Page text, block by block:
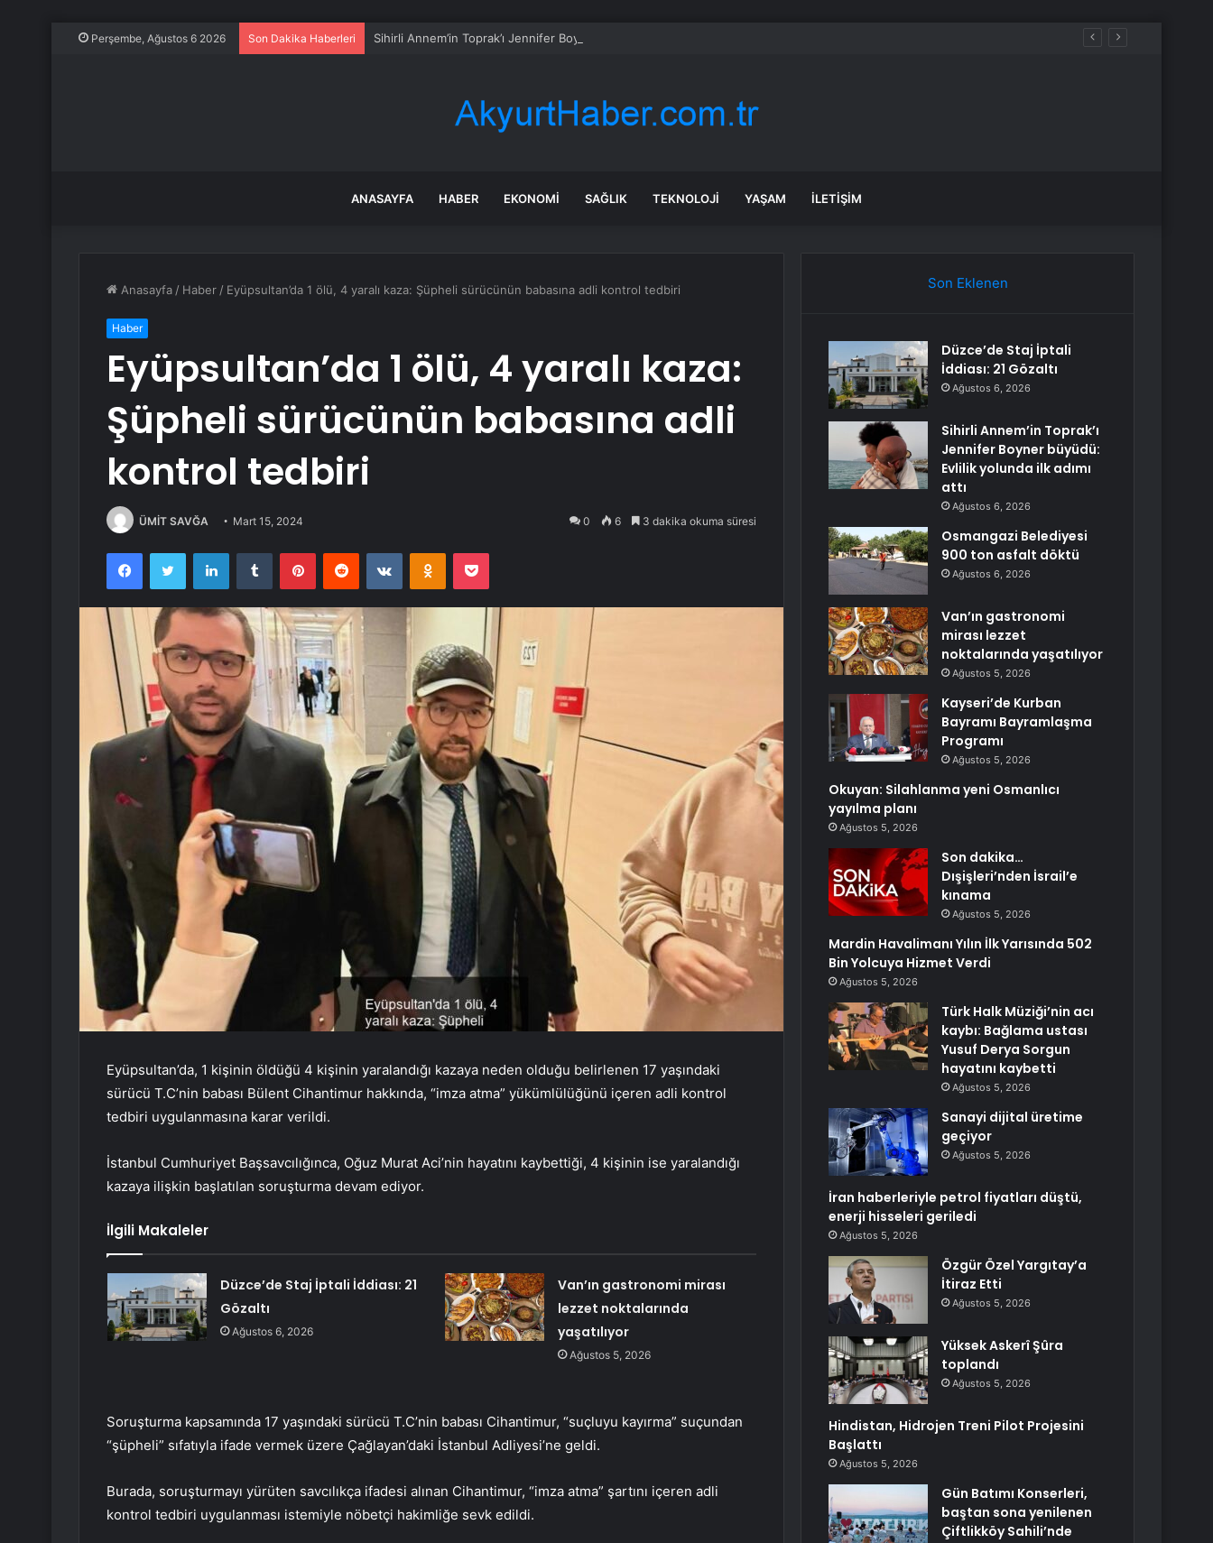
Perşembe, Ağustos 6 2026 Son Dakika Haberleri Sihirli Annem’in Toprak’ı Jennifer Boyner büyüdü: Evlilik yolunda ilk adımı attı
ANASAYFA HABER EKONOMI SAĞLIK TEKNOLOJI YAŞAM İLETIŞIM
Anasayfa / Haber / Eyüpsultan’da 1 ölü, 4 yaralı kaza: Şüpheli sürücünün babasına adli kontrol tedbiri
Haber
Eyüpsultan’da 1 ölü, 4 yaralı kaza:
Şüpheli sürücünün babasına adli
kontrol tedbiri
ÜMİT SAVĞA Mart 15, 2024 0 6 3 dakika okuma süresi
FacebookTwitter LinkedInTumblr PinterestReddit VKontakteOdnoklassniki
Pocket
Eyüpsultan’da, 1 kişinin öldüğü 4 kişinin yaralandığı kazaya neden olduğu belirlenen 17 yaşındaki
sürücü T.C’nin babası Bülent Cihantimur hakkında, “imza atma” yükümlülüğünü içeren adli kontrol
tedbiri uygulanmasına karar verildi.
İstanbul Cumhuriyet Başsavcılığınca, Oğuz Murat Aci’nin hayatını kaybettiği, 4 kişinin ise yaralandığı
kazaya ilişkin başlatılan soruşturma devam ediyor.
İlgili Makaleler
Düzce’de Staj İptali İddiası: 21
Gözaltı
Ağustos 6, 2026
Van’ın gastronomi mirası
lezzet noktalarında
yaşatılıyor
Ağustos 5, 2026
Soruşturma kapsamında 17 yaşındaki sürücü T.C’nin babası Cihantimur, “suçluyu kayırma” suçundan
“şüpheli” sıfatıyla ifade vermek üzere Çağlayan’daki İstanbul Adliyesi’ne geldi.
Burada, soruşturmayı yürüten savcılıkça ifadesi alınan Cihantimur, “imza atma” şartını içeren adli
kontrol tedbiri uygulanması istemiyle nöbetçi hakimliğe sevk edildi.
Son Eklenen
Düzce’de Staj İptali
İddiası: 21 Gözaltı
Ağustos 6, 2026
Sihirli Annem’in Toprak’ı
Jennifer Boyner büyüdü:
Evlilik yolunda ilk adımı
attı
Ağustos 6, 2026
Osmangazi Belediyesi
900 ton asfalt döktü
Ağustos 6, 2026
Van’ın gastronomi
mirası lezzet
noktalarında yaşatılıyor
Ağustos 5, 2026
Kayseri’de Kurban
Bayramı Bayramlaşma
Programı
Ağustos 5, 2026
Okuyan: Silahlanma yeni Osmanlıcı
yayılma planı
Ağustos 5, 2026
Son dakika…
Dışişleri’nden İsrail’e
kınama
Ağustos 5, 2026
Mardin Havalimanı Yılın İlk Yarısında 502
Bin Yolcuya Hizmet Verdi
Ağustos 5, 2026
Türk Halk Müziği’nin acı
kaybı: Bağlama ustası
Yusuf Derya Sorgun
hayatını kaybetti
Ağustos 5, 2026
Sanayi dijital üretime
geçiyor
Ağustos 5, 2026
İran haberleriyle petrol fiyatları düştü,
enerji hisseleri geriledi
Ağustos 5, 2026
Özgür Özel Yargıtay’a
İtiraz Etti
Ağustos 5, 2026
Yüksek Askerî Şûra
toplandı
Ağustos 5, 2026
Hindistan, Hidrojen Treni Pilot Projesini
Başlattı
Ağustos 5, 2026
Gün Batımı Konserleri,
baştan sona yenilenen
Çiftlikköy Sahili’nde